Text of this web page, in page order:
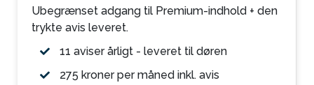
Ubegrænset adgang til Premium-indhold + den
trykte avis leveret.
11 aviser årligt - leveret til døren
275 kroner per måned inkl. avis